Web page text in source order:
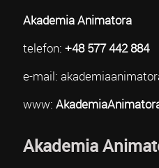
Akademia Animatora
telefon: +48 577 442 884
e-mail:
www:
Akademia